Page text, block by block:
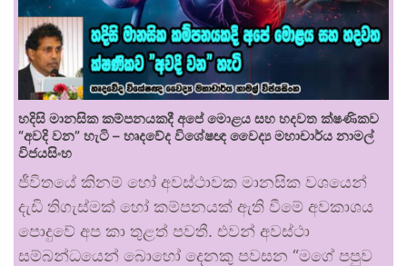
හදිසි මානසික කම්පනයකදී අපේ මොළය සහ හදවත ක්ෂණිකව
“අවදි වන” හැටි – හෘදවේද විශේෂඥ වෛද්‍ය මහාචාර්ය නාමල්
විජයසිංහ
ජීවිතයේ කිනම් හෝ අවස්ථාවක මානසික වශයෙන්
දැඩි තිගැස්මක් හෝ කම්පනයක් ඇති වීමේ අවකාශය
පොදුවේ අප කා තුළත් පවතී. එවන් අවස්ථා
සම්බන්ධයෙන් බොහෝ දෙනකු පවසන “මගේ පපුව